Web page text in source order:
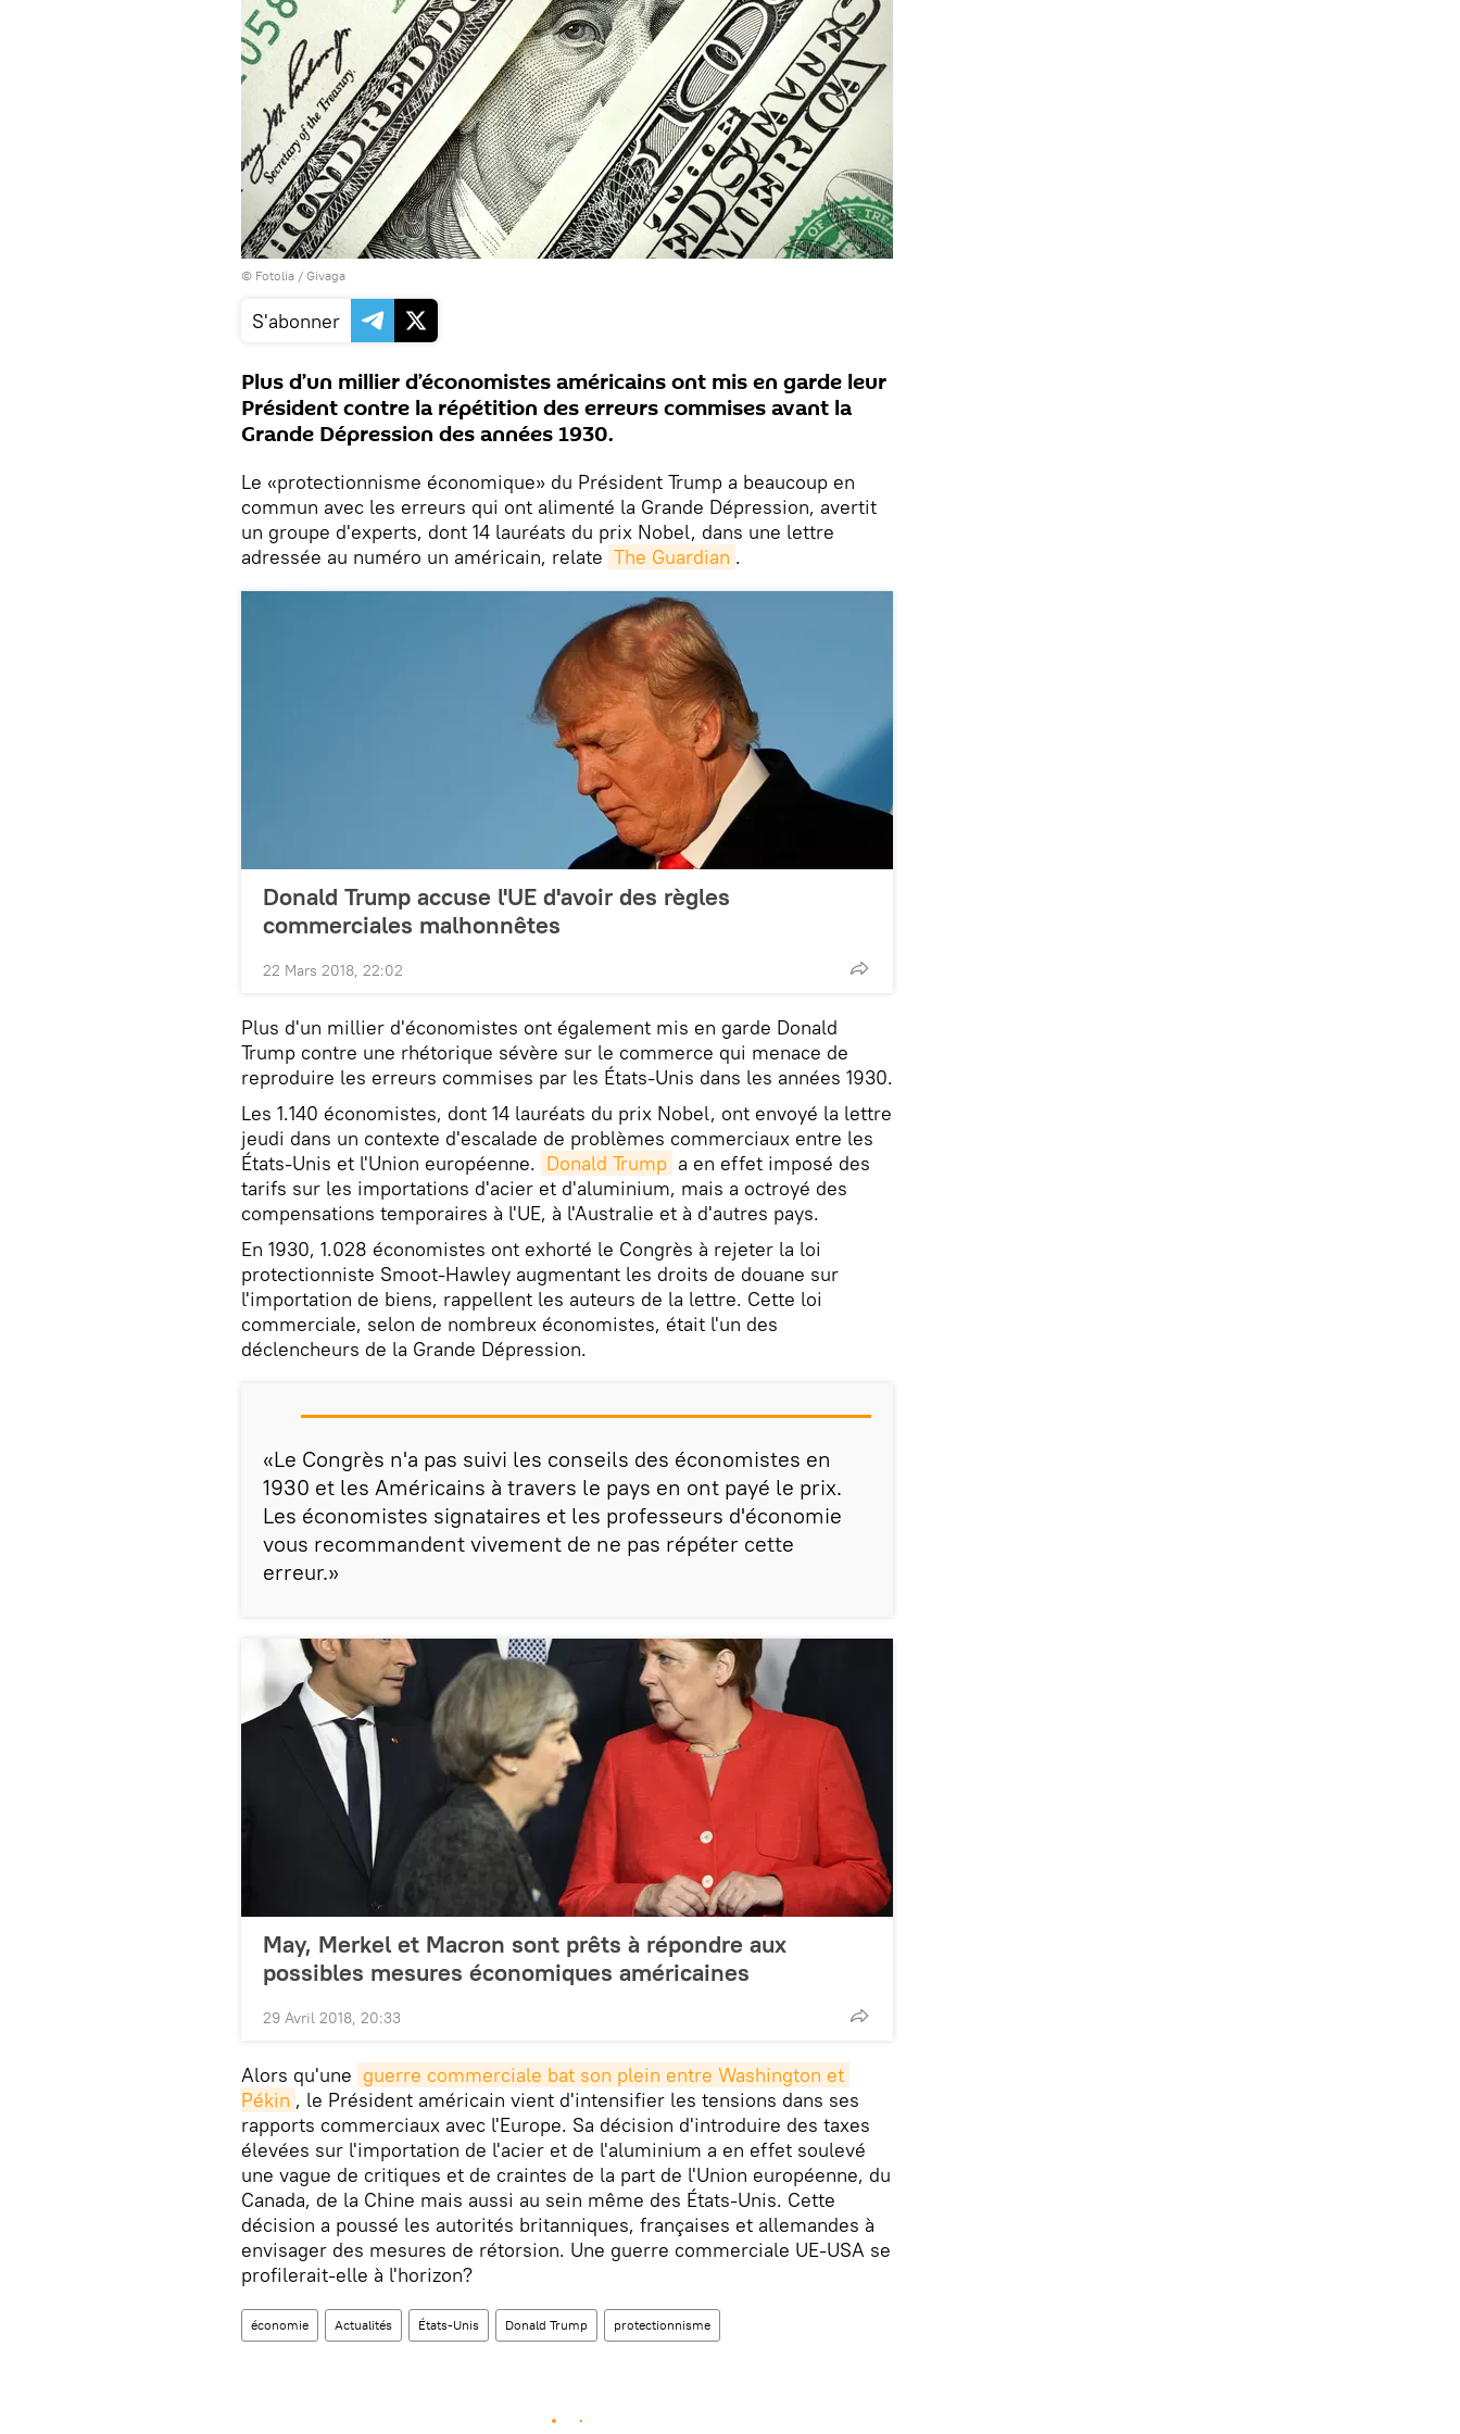
© Fotolia / Givaga
S'abonner
Plus d’un millier d’économistes américains ont mis en garde leur
Président contre la répétition des erreurs commises avant la
Grande Dépression des années 1930.
Le «protectionnisme économique» du Président Trump a beaucoup en
commun avec les erreurs qui ont alimenté la Grande Dépression, avertit
un groupe d'experts, dont 14 lauréats du prix Nobel, dans une lettre
adressée au numéro un américain, relate The Guardian .
Donald Trump accuse l'UE d'avoir des règles
commerciales malhonnêtes
22 Mars 2018, 22:02
Plus d'un millier d'économistes ont également mis en garde Donald
Trump contre une rhétorique sévère sur le commerce qui menace de
reproduire les erreurs commises par les États-Unis dans les années 1930.
Les 1.140 économistes, dont 14 lauréats du prix Nobel, ont envoyé la lettre
jeudi dans un contexte d'escalade de problèmes commerciaux entre les
États-Unis et l'Union européenne. Donald Trump a en effet imposé des
tarifs sur les importations d'acier et d'aluminium, mais a octroyé des
compensations temporaires à l'UE, à l'Australie et à d'autres pays.
En 1930, 1.028 économistes ont exhorté le Congrès à rejeter la loi
protectionniste Smoot-Hawley augmentant les droits de douane sur
l'importation de biens, rappellent les auteurs de la lettre. Cette loi
commerciale, selon de nombreux économistes, était l'un des
déclencheurs de la Grande Dépression.
«Le Congrès n'a pas suivi les conseils des économistes en
1930 et les Américains à travers le pays en ont payé le prix.
Les économistes signataires et les professeurs d'économie
vous recommandent vivement de ne pas répéter cette
erreur.»
May, Merkel et Macron sont prêts à répondre aux
possibles mesures économiques américaines
29 Avril 2018, 20:33
Alors qu'une guerre commerciale bat son plein entre Washington et
Pékin , le Président américain vient d'intensifier les tensions dans ses
rapports commerciaux avec l'Europe. Sa décision d'introduire des taxes
élevées sur l'importation de l'acier et de l'aluminium a en effet soulevé
une vague de critiques et de craintes de la part de l'Union européenne, du
Canada, de la Chine mais aussi au sein même des États-Unis. Cette
décision a poussé les autorités britanniques, françaises et allemandes à
envisager des mesures de rétorsion. Une guerre commerciale UE-USA se
profilerait-elle à l'horizon?
économie Actualités États-Unis Donald Trump protectionnisme